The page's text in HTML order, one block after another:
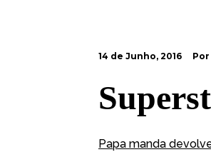
14 de Junho, 2016
Papa manda